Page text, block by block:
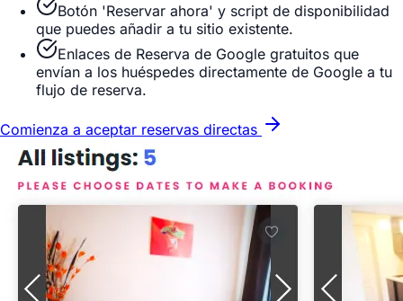
Botón 'Reservar ahora' y script de disponibilidad
que puedes añadir a tu sitio existente.
Enlaces de Reserva de Google gratuitos que
envían a los huéspedes directamente de Google a tu
flujo de reserva.
Comienza a aceptar reservas directas